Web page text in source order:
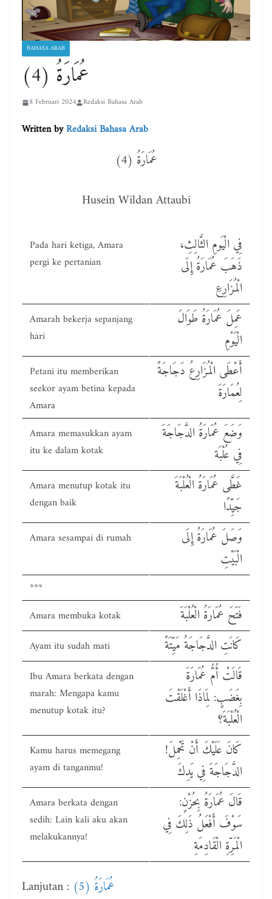
BAHASA ARAB
عُمَارَةُ (4)
8 Februari 2024 Redaksi Bahasa Arab
Written byRedaksi Bahasa Arab
عُمَارَةُ (4)
Husein Wildan Attaubi
Pada hari ketiga, Amara
pergi ke pertanian
فِي الْيَومِ الثَّالِثِ،
ذَهَبَ عُمَارَةُ إِلَى
الْمُزَارِعِ
Amarah bekerja sepanjang
hari
عَمِلَ عُمَارَةُ طَوَالَ
الْيَوْمِ
Petani itu memberikan
seekor ayam betina kepada
Amara
أَعْطَى الْمُزَارِعُ دَجَاجَةً
لِعُمَارَةَ
Amara memasukkan ayam
itu ke dalam kotak
وَضَعَ عُمَارَةُ الدَّجَاجَةَ
فِي عُلْبَة
Amara menutup kotak itu
dengan baik
غَطَّى عُمَارَةُ الْعُلْبَةَ
جَيِّدًا
Amara sesampai di rumah
وَصَلَ عُمَارَةُ إِلَى
الْبَيْتِ
***
Amara membuka kotak
فَتَحَ عُمَارَةُ الْعُلْبَةَ
Ayam itu sudah mati كَانَتِ الدَّجَاجَةُ مَيِّتَةً
Ibu Amara berkata dengan
marah: Mengapa kamu
menutup kotak itu?
قَالَتْ أُمُّ عُمَارَةَ
بِغَضَبٍ: لِمَاذَا أَغْلَقْتَ
الْعُلْبَةَ؟
Kamu harus memegang
ayam di tanganmu!
!كَانَ عَلَيْكَ أَنْ تَحْمِلَ
الدَّجَاجَةَ فِي يَدِكَ
Amara berkata dengan
sedih: Lain kali aku akan
melakukannya!
قَالَ عُمَارَةُ بِحُزْنٍ:
سَوْفَ أَفْعَلُ ذَلِكَ فِي
الْمَرِّةِ الْقَادِمَةِ
Lanjutan :
عُمَارَةُ (5)